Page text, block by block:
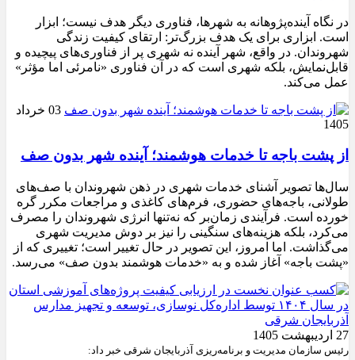
در نگاه آینده‌پژوهانه به شهرها، فناوری دیگر هدف نیست؛ ابزار
است. ابزاری برای یک هدف بزرگ‌تر: ارتقای کیفیت زندگی
شهروندان. در واقع، شهر آینده نه شهری پر از فناوری‌های پیچیده و
قابل‌نمایش، بلکه شهری است که در آن فناوری «نامرئی اما مؤثر»
عمل می‌کند.
03 خرداد
1405
از پشت باجه تا خدمات هوشمند؛ آینده شهر بدون صف
سال‌ها تصویر آشنای خدمات شهری در ذهن شهروندان با صف‌های
طولانی، باجه‌های حضوری، فرم‌های کاغذی و مراجعات مکرر گره
خورده است. فرآیندی زمان‌بر که نه‌تنها انرژی شهروندان را مصرف
می‌کرد، بلکه هزینه‌های سنگینی را نیز بر دوش مدیریت شهری
می‌گذاشت. اما امروز، این تصویر در حال تغییر است؛ تغییری که از
«پشت باجه» آغاز شده و به «خدمات هوشمند بدون صف» می‌رسد.
27 اردیبهشت 1405
رئیس سازمان مدیریت و برنامه‌ریزی آذربایجان شرقی خبر داد: